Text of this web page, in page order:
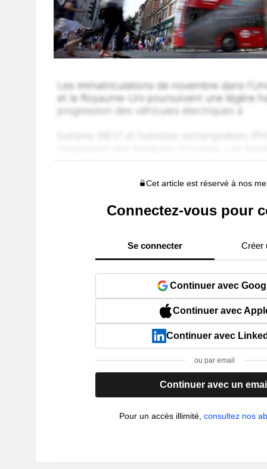
Cet article est réservé à nos
Connectez-vous pour
Se connecter Créer
Continuer avec
Continuer avec
Continuer avec
ou par email
Continuer avec un
Pour un accès illimité,consultez nos